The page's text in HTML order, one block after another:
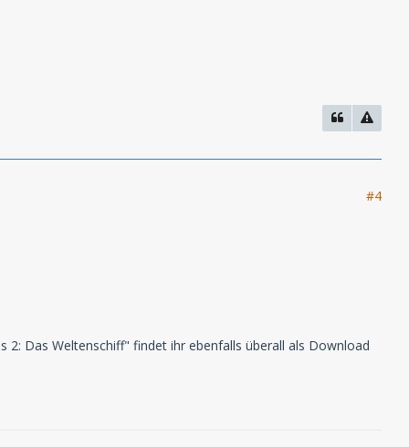
#4
2: Das Weltenschiff" findet ihr ebenfalls überall als Download